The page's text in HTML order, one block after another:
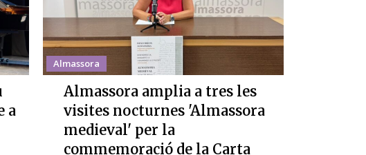
a
Almassora
Almassora amplia a tres les
visites nocturnes 'Almassora
medieval' per la
commemoració de la Carta